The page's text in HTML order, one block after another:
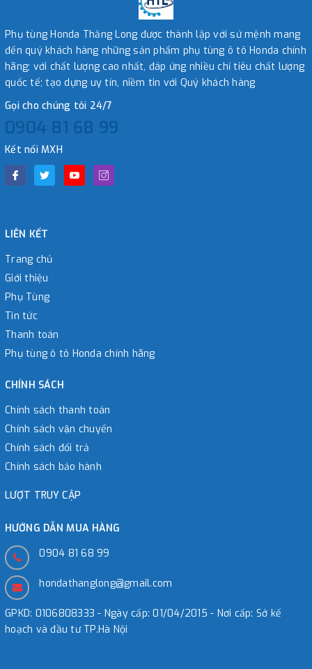
Phụ tùng Honda Thăng Long được thành lập với sứ mệnh mang
đến quý khách hàng những sản phẩm phụ tùng ô tô Honda chính
hãng; với chất lượng cao nhất, đáp ứng nhiều chỉ tiêu chất lượng
quốc tế; tạo dựng uy tín, niềm tin với Quý khách hàng
Gọi cho chúng tôi 24/7
0904 81 68 99
Kết nối MXH
LIÊN KẾT
Trang chủ
Giới thiệu
Phụ Tùng
Tin tức
Thanh toán
Phụ tùng ô tô Honda chính hãng
CHÍNH SÁCH
Chính sách thanh toán
Chính sách vận chuyển
Chính sách đổi trả
Chính sách bảo hành
LƯỢT TRUY CẬP
HƯỚNG DẪN MUA HÀNG
0904 81 68 99
hondathanglong@gmail.com
GPKD: 0106808333 - Ngày cấp: 01/04/2015 - Nơi cấp: Sở kế
hoạch và đầu tư TP.Hà Nội